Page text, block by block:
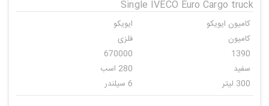
Single IVECO Euro Cargo truck
کامیون ایویکو
ایویکو
کامیون
فلزی
1390
670000
سفید
280 اسب
300 لیتر
6 سیلندر